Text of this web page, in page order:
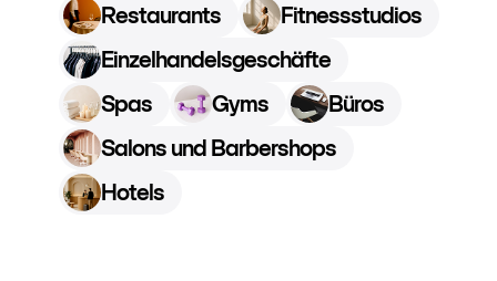
Restaurants
Fitnessstudios
Einzelhandelsgeschäfte
Spas
Gyms
Büros
Salons und Barbershops
Hotels